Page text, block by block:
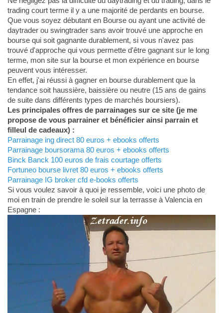
trading court terme il y a une majorité de perdants en bourse.
Que vous soyez débutant en Bourse ou ayant une activité de
daytrader ou swingtrader sans avoir trouvé une approche en
bourse qui soit gagnante durablement, si vous n'avez pas
trouvé d'approche qui vous permette d'être gagnant sur le long
terme, mon site sur la bourse et mon expérience en bourse
peuvent vous intéresser.
En effet, j'ai réussi à gagner en bourse durablement que la
tendance soit haussière, baissière ou neutre (15 ans de gains
de suite dans différents types de marchés boursiers).
Les principales offres de parrainages sur ce site (je me
propose de vous parrainer et bénéficier ainsi parrain et
filleul de cadeaux) :
Parrainage ing direct 80 euros + ebooks offerts
Parrainage boursorama 80 euros + ebooks offerts
Binck Banck 100 euros de frais courtage offerts
Fortuneo bourse livret 80 euros + ebooks offerts
Parrainage IG broker cfd e-books offerts
Si vous voulez savoir à quoi je ressemble, voici une photo de
moi en train de prendre le soleil sur la terrasse à Valencia en
Espagne :